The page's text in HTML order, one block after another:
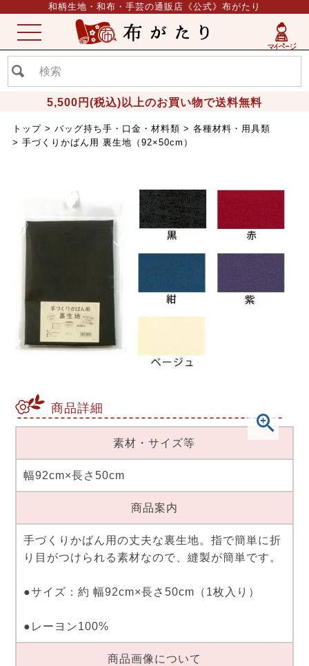
和柄生地・和布・手芸の通販店《公式》布がたり
5,500円(税込)以上のお買い物で送料無料
ME
NU
トップ バッグ持ち手・口金・材料類
各種材料・用具類
手づくりかばん用 裏生地（92×50cm）
商品詳細
素材・サイズ等
幅92cm×長さ50cm
商品案内
手づくりかばん用の丈夫な裏生地。指で簡単に折
り目がつけられる素材なので、縫製が簡単です。
●サイズ：約 幅92cm×長さ50cm（1枚入り）
●レーヨン100%
商品画像について